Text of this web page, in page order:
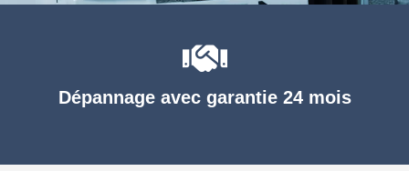
Dépannage avec garantie 24 mois